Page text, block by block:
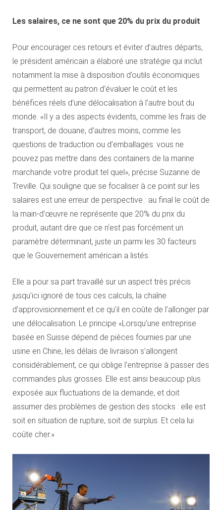
Les salaires, ce ne sont que 20% du prix du produit
Pour encourager ces retours et éviter d’autres départs,
le président américain a élaboré une stratégie qui inclut
notamment la mise à disposition d’outils économiques
qui permettent au patron d’évaluer le coût et les
bénéfices réels d’une délocalisation à l’autre bout du
monde. «Il y a des aspects évidents, comme les frais de
transport, de douane, d’autres moins, comme les
questions de traduction ou d’emballages: vous ne
pouvez pas mettre dans des containers de la marine
marchande votre produit tel quel», précise Suzanne de
Treville. Qui souligne que se focaliser à ce point sur les
salaires est une erreur de perspective : au final le coût de
la main-d’œuvre ne représente que 20% du prix du
produit, autant dire que ce n’est pas forcément un
paramètre déterminant, juste un parmi les 30 facteurs
que le Gouvernement américain a listés.
Elle a pour sa part travaillé sur un aspect très précis
jusqu’ici ignoré de tous ces calculs, la chaîne
d’approvisionnement et ce qu’il en coûte de l’allonger par
une délocalisation. Le principe «Lorsqu’une entreprise
basée en Suisse dépend de pièces fournies par une
usine en Chine, les délais de livraison s’allongent
considérablement, ce qui oblige l’entreprise à passer des
commandes plus grosses. Elle est ainsi beaucoup plus
exposée aux fluctuations de la demande, et doit
assumer des problèmes de gestion des stocks : elle est
soit en situation de rupture, soit de surplus. Et cela lui
coûte cher.»